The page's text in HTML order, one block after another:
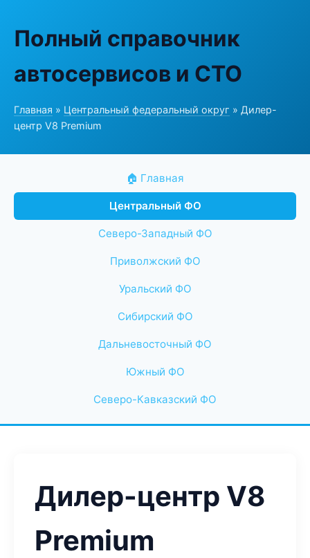
Полный справочник
автосервисов и СТО
Главная » Центральный федеральный округ » Дилер-
центр V8 Premium
🏠 Главная
Центральный ФО
Северо-Западный ФО
Приволжский ФО
Уральский ФО
Сибирский ФО
Дальневосточный ФО
Южный ФО
Северо-Кавказский ФО
Дилер-центр V8
Premium